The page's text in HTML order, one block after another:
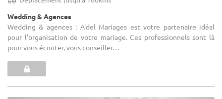
Wedding & Agences
Wedding & agences : A'del Mariages est votre partenaire idéal
pour l'organisation de votre mariage. Ces professionnels sont là
pour vous écouter, vous conseiller…